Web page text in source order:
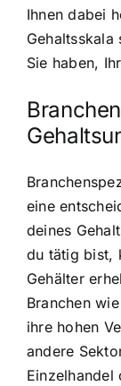
Ihnen dabei
Sie haben,
eine
deines
du tätig bist,
Gehälter
Branchen
ihre hohen
andere
Einzelhandel